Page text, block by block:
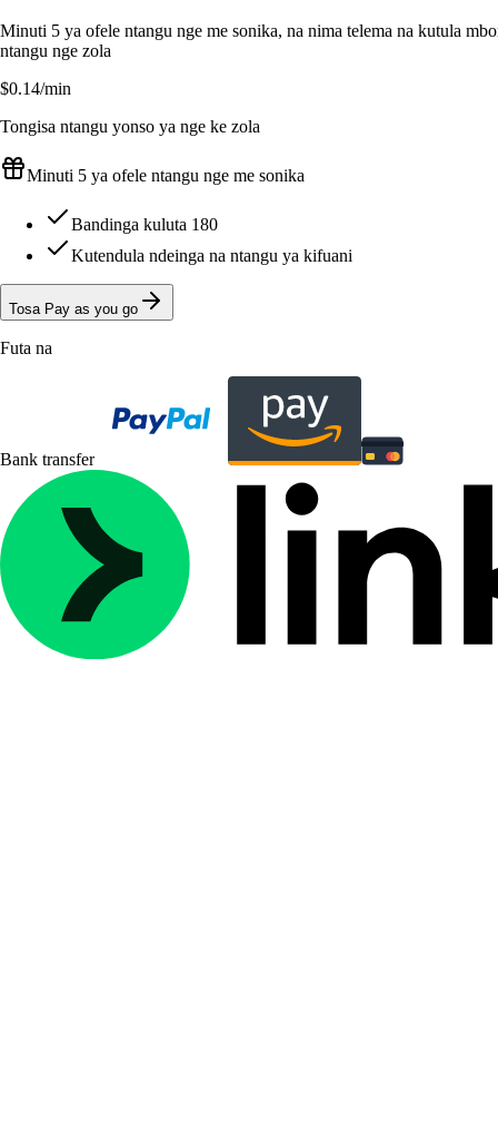
Minuti 5 ya ofele ntangu nge me sonika, na nima telema na kutula
ntangu nge zola
$0.14/min
Tongisa ntangu yonso ya nge ke zola
Minuti 5 ya ofele ntangu nge me sonika
Bandinga kuluta 180
Kutendula ndeinga na ntangu ya kifuani
Tosa Pay as you go
Futa na
Bank transfer